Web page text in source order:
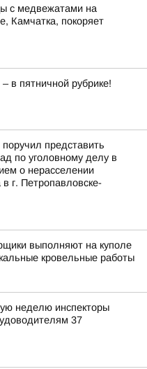
с медвежатами на
Камчатка, покоряет
– в пятничной рубрике!
представить
по уголовному делу в
о нерасселении
г. Петропавловске-
выполняют на куполе
кровельные работы
неделю инспекторы
37